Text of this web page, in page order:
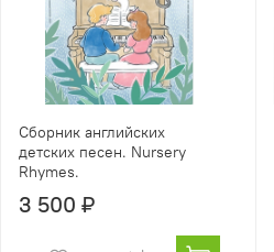
Сборник английских
детских песен. Nursery
Rhymes.
3 500 ₽